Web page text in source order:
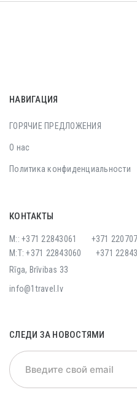
НАВИГАЦИЯ
ГОРЯЧИЕ ПРЕДЛОЖЕНИЯ
О нас
Политика конфиденциальности
КОНТАКТЫ
M:: +371 22843061
+371
M:T: +371 22843060
+371
Rīga, Brīvibas 33
info@1travel.lv
СЛЕДИ ЗА НОВОСТЯМИ